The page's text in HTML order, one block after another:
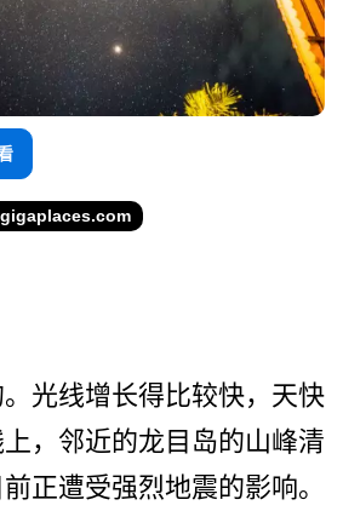
光线增长得­比较快，天快
，邻近的龙目岛的山峰­清
正遭受强烈地震的影响。